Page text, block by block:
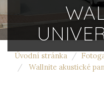
Úvodní stránka
Wallnite akustické